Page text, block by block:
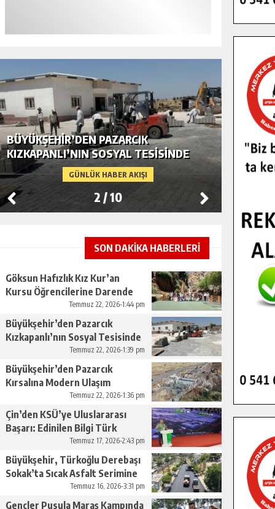
GÜNLÜK HABER AKIŞI
BÜYÜKŞEHIR’DEN PAZARCIK
KIZKAPANLI’NIN SOSYAL TESISINDE
ÇEVRE DÜZENLEMESI.
3 /10
SON DAKİKA HABERLERİ
Göksun Hafızlık Kız Kur’an
Kursu Öğrencilerine Darende
Temmuz 22, 2026-1:44 pm
Büyükşehir’den Pazarcık
Kızkapanlı’nın Sosyal Tesisinde
Çevre Düzenlemesi.Temmuz 22, 2026-1:39 pm
Büyükşehir’den Pazarcık
Kırsalına Modern Ulaşım
Temmuz 22, 2026-1:36 pm
Çin’den KSÜ’ye Uluslararası
Başarı: Edinilen Bilgi Türk
Tarımına Katkı Sağlayacak.
Temmuz 17, 2026-2:43 pm
Büyükşehir, Türkoğlu Derebaşı
Sokak’ta Sıcak Asfalt Serimine
Temmuz 16, 2026-3:31 pm
Gençler Pusula Maraş Kampında